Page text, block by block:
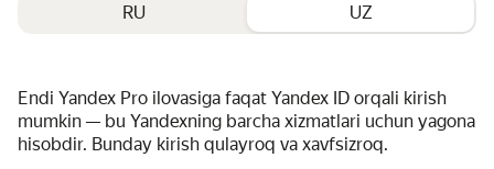
RU UZ
Endi Yandex Pro ilovasiga faqat Yandex ID orqali kirish
mumkin — bu Yandexning barcha xizmatlari uchun yagona
hisobdir. Bunday kirish qulayroq va xavfsizroq.